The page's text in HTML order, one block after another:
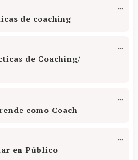
de coaching
de Coaching/
como Coach
en Público